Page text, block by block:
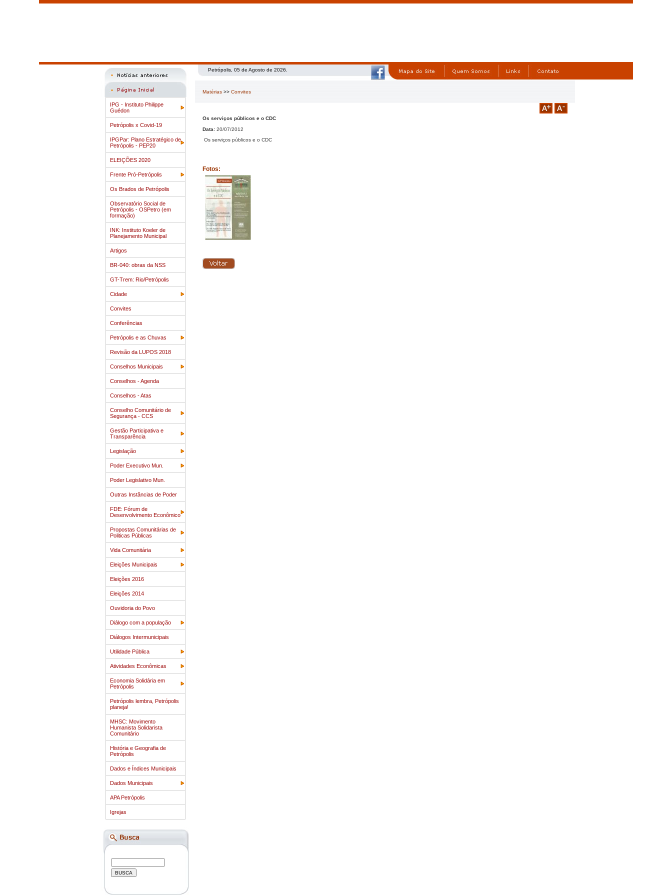
IPG - Instituto Philippe
Guédon
Petrópolis x Covid-19
IPGPar: Plano Estratégico de
Petrópolis - PEP20
ELEIÇÕES 2020
Frente Pró-Petrópolis
Os Brados de Petrópolis
Observatório Social de
Petrópolis - OSPetro (em
formação)
INK: Instituto Koeler de
Planejamento Municipal
Artigos
BR-040: obras da NSS
GT-Trem: Rio/Petrópolis
Cidade
Convites
Conferências
Petrópolis e as Chuvas
Revisão da LUPOS 2018
Conselhos Municipais
Conselhos - Agenda
Conselhos - Atas
Conselho Comunitário de
Segurança - CCS
Gestão Participativa e
Transparência
Legislação
Poder Executivo Mun.
Poder Legislativo Mun.
Outras Instâncias de Poder
FDE: Fórum de
Desenvolvimento Econômico
Propostas Comunitárias de
Politicas Públicas
Vida Comunitária
Eleições Municipais
Eleições 2016
Eleições 2014
Ouvidoria do Povo
Diálogo com a população
Diálogos Intermunicipais
Utilidade Pública
Atividades Econômicas
Economia Solidária em
Petrópolis
Petrópolis lembra, Petrópolis
planeja!
MHSC: Movimento
Humanista Solidarista
Comunitário
História e Geografia de
Petrópolis
Dados e Índices Municipais
Dados Municipais
APA Petrópolis
Igrejas
Petrópolis, 05 de Agosto de 2026.
Matérias >> Convites
Os serviços públicos e o CDC
Data: 20/07/2012
Os serviços públicos e o CDC
Fotos: